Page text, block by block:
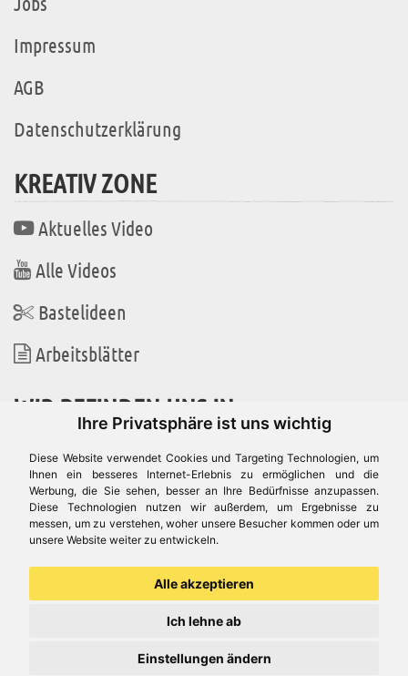
Ihre Privatsphäre ist uns wichtig
Diese Website verwendet Cookies und Targeting Technologien, um
Ihnen ein besseres Internet-Erlebnis zu ermöglichen und die
Werbung, die Sie sehen, besser an Ihre Bedürfnisse anzupassen.
Diese Technologien nutzen wir außerdem, um Ergebnisse zu
messen, um zu verstehen, woher unsere Besucher kommen oder um
unsere Website weiter zu entwickeln.
Alle akzeptieren
Ich lehne ab
Einstellungen ändern
Impressum
AGB
Datenschutzerklärung
KREATIV ZONE
Aktuelles Video
Alle Videos
Bastelideen
Arbeitsblätter
WIR BEFINDEN UNS IN
Es gibt uns auch in
© Aduis 1996 - 2026